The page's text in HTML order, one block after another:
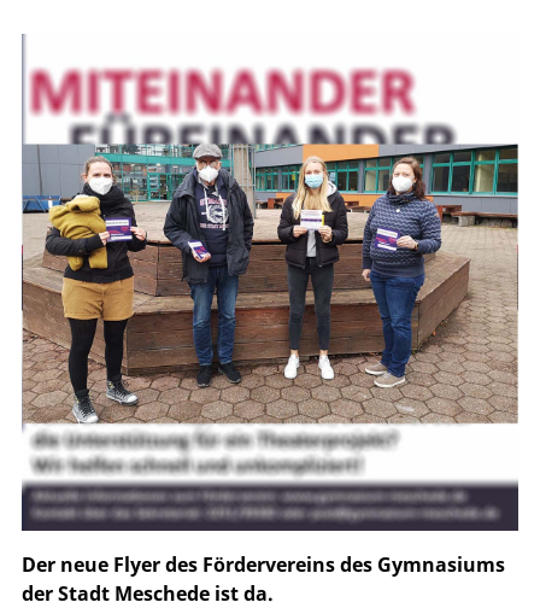
Der neue Flyer des Fördervereins des Gymnasiums
der Stadt Meschede ist da.